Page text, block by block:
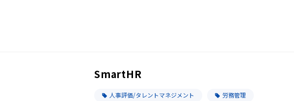
SmartHR
人事評価/タレントマネジメント 労務管理